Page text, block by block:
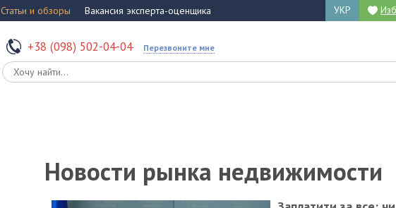
Статьи и обзоры Вакансия эксперта-оценщика УКР
+38 (098) 502-04-04 Перезвоните мне
Новости рынка недвижимости